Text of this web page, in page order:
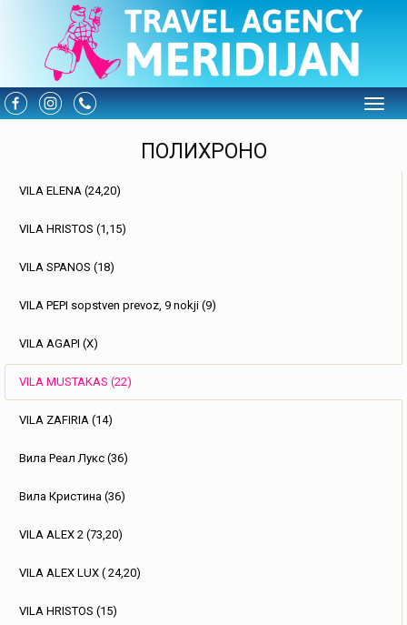
ПОЛИХРОНО
VILA ELENA (24,20)
VILA HRISTOS (1,15)
VILA SPANOS (18)
VILA PEPI sopstven prevoz, 9 nokji (9)
VILA AGAPI (X)
VILA MUSTAKAS (22)
VILA ZAFIRIA (14)
Вила Реал Лукс (36)
Вила Кристина (36)
VILA ALEX 2 (73,20)
VILA ALEX LUX ( 24,20)
VILA HRISTOS (15)